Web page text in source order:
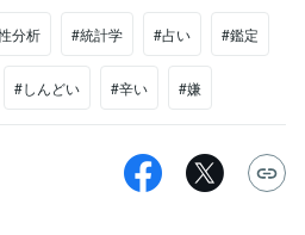
分析 #統計学 #占い #鑑定
#しんどい #辛い #嫌